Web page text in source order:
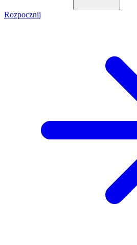
Rozpocznij